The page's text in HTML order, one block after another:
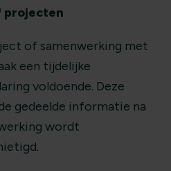
projecten
of samenwerking met
een tijdelijke
voldoende. Deze
gedeelde informatie na
wordt